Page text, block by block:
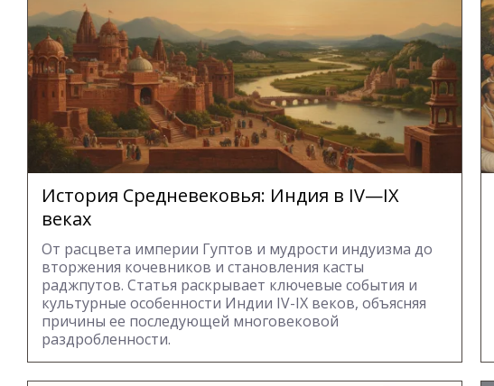
История Средневековья: Индия в IV—IX
веках
От расцвета империи Гуптов и мудрости индуизма до
вторжения кочевников и становления касты
раджпутов. Статья раскрывает ключевые события и
культурные особенности Индии IV-IX веков, объясняя
причины ее последующей многовековой
раздробленности.